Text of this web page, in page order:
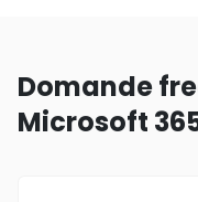
Domande
Microsoft